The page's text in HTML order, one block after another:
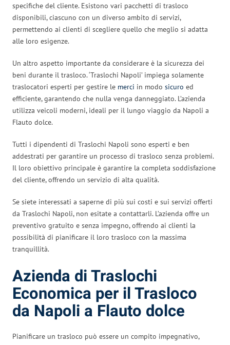
specifiche del cliente. Esistono vari pacchetti di trasloco
disponibili, ciascuno con un diverso ambito di servizi,
permettendo ai clienti di scegliere quello che meglio si adatta
alle loro esigenze.
Un altro aspetto importante da considerare è la sicurezza dei
beni durante il trasloco. ‘Traslochi Napoli’ impiega solamente
traslocatori esperti per gestire le merci in modo sicuro ed
efficiente, garantendo che nulla venga danneggiato. L’azienda
utilizza veicoli moderni, ideali per il lungo viaggio da Napoli a
Flauto dolce.
Tutti i dipendenti di Traslochi Napoli sono esperti e ben
addestrati per garantire un processo di trasloco senza problemi.
Il loro obiettivo principale è garantire la completa soddisfazione
del cliente, offrendo un servizio di alta qualità.
Se siete interessati a saperne di più sui costi e sui servizi offerti
da Traslochi Napoli, non esitate a contattarli. L’azienda offre un
preventivo gratuito e senza impegno, offrendo ai clienti la
possibilità di pianificare il loro trasloco con la massima
tranquillità.
Azienda di Traslochi
Economica per il Trasloco
da Napoli a Flauto dolce
Pianificare un trasloco può essere un compito impegnativo,